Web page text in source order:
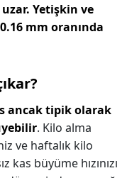
Yetişkin ve
mm oranında
ancak tipik olarak
. Kilo alma
ve haftalık kilo
kas büyüme hızınızı